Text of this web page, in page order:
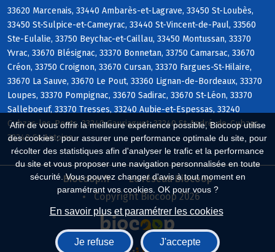
Afin de vous offrir la meilleure expérience possible, Biocoop utilise
des cookies : pour assurer une performance optimale du site, pour
récolter des statistiques afin d'analyser le trafic et la performance
du site et vous proposer une navigation personnalisée en toute
sécurité. Vous pouvez changer d'avis à tout moment en
paramétrant vos cookies. OK pour vous ?
En savoir plus et paramétrer les cookies
Je refuse J'accepte
33620 Marcenais, 33440 Ambarès-et-Lagrave, 33450 St-Loubès,
33450 St-Sulpice-et-Cameyrac, 33440 St-Vincent-de-Paul, 33560
Ste-Eulalie, 33750 Beychac-et-Caillau, 33450 Montussan, 33370
Yvrac, 33670 Blésignac, 33370 Bonnetan, 33750 Camarsac, 33670
Créon, 33750 Croignon, 33670 Cursan, 33370 Fargues-St-Hilaire,
33670 La Sauve, 33670 Le Pout, 33360 Lignan-de-Bordeaux, 33370
Loupes, 33370 Pompignac, 33670 Sadirac, 33670 St-Léon, 33370
Salleboeuf, 33370 Tresses, 33240 Aubie-et-Espessas, 33240
Cubzac-les-Ponts, 33240 Gauriaguet, 33240 St-André-de-Cubzac,
33240 St-Antoine
Biocoop.fr
Le réseau Biocoop
Copyright Biocoop 2026